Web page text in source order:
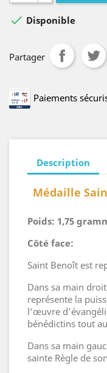
 Disponible
Partager
Paiements
Description
Médaille
Poids: 1,75
Côté face:
Saint Benoît est
Dans sa main
représente la
l’œuvre
bénédictins tout
Dans sa main
sainte Règle de